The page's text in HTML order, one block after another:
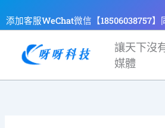
至
容
添加客服WeChat微信【18506038757】
讓天下沒
媒體